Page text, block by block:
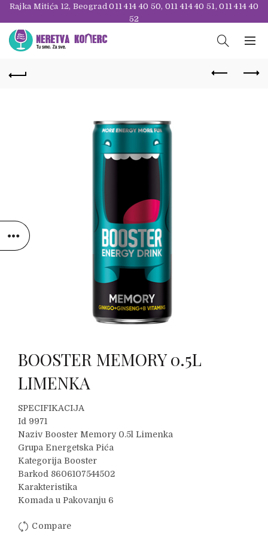
Rajka Mitića 12, Beograd011 414 40 50, 011 414 40 51,011 414 40
52
BOOSTER MEMORY 0.5L
LIMENKA
SPECIFIKACIJA
Id 9971
Naziv Booster Memory 0.5l Limenka
Grupa Energetska Pića
Kategorija Booster
Barkod 8606107544502
Karakteristika
Komada u Pakovanju 6
Compare